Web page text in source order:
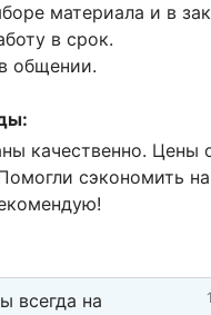
материала и в
в срок.
общении.
качественно. Цены
сэкономить на
всегда на